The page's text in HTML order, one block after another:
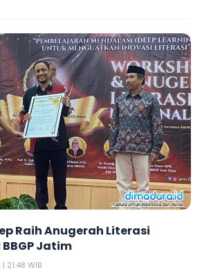
Raih Anugerah Literasi
Jatim
21:48 WIB